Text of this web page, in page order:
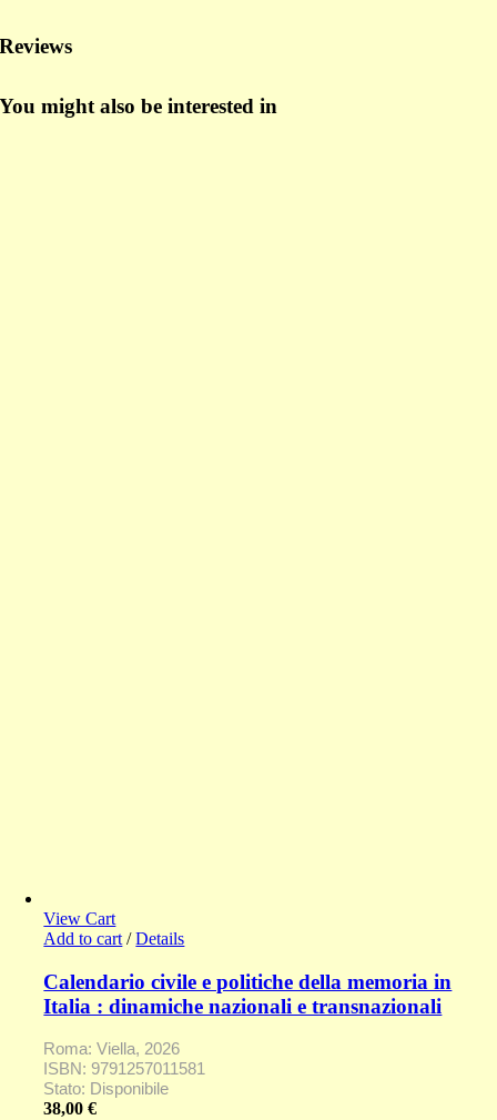
Reviews
You might also be interested in
View Cart
Add to cart / Details
Calendario civile e politiche della memoria in
Italia : dinamiche nazionali e transnazionali
Roma: Viella, 2026
ISBN: 9791257011581
Stato: Disponibile
38,00€